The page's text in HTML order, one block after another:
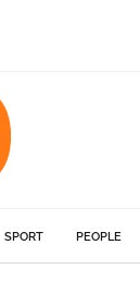
SPORT PEOPLE